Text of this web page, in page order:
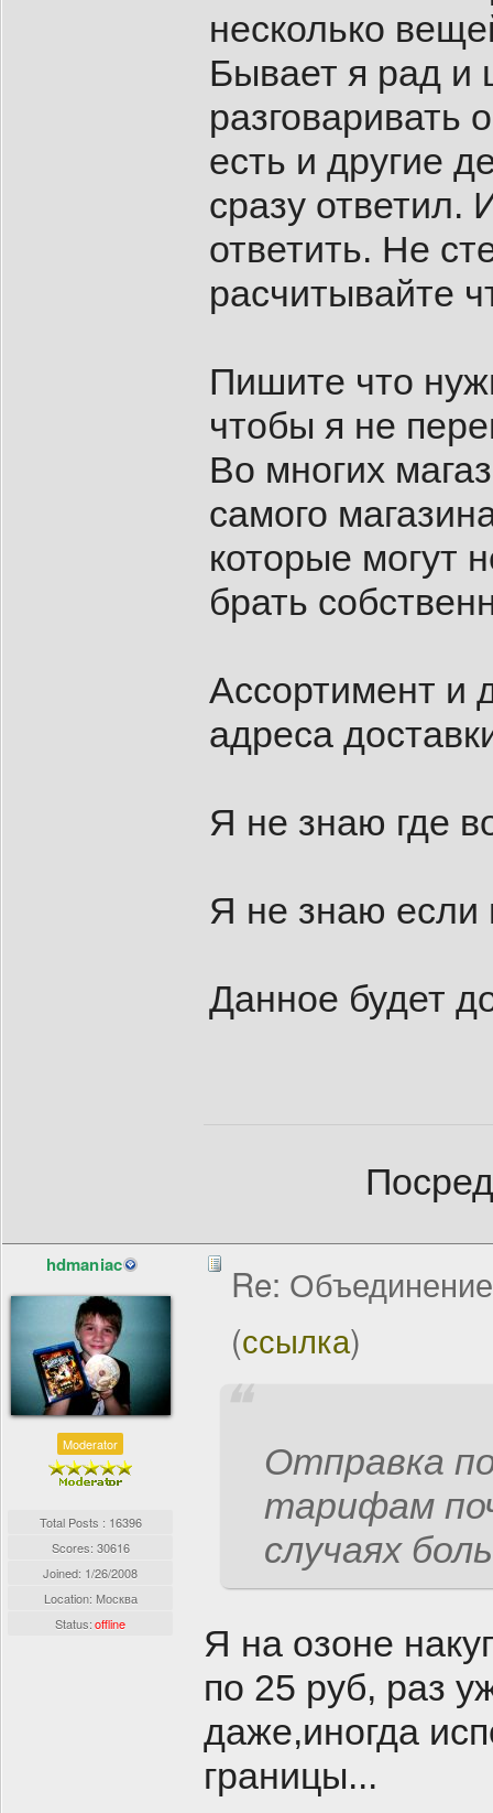
несколько
Бывает я рад и
разговаривать
есть и другие
сразу ответил.
ответить. Не
расчитывайте
Пишите что
чтобы я не
Во многих
самого
которые могут
брать
Ассортимент и
адреса
Я не знаю где
Я не знаю если
Данное будет
hdmaniac
Moderator
Total Posts : 16396
Scores: 30616
Joined: 1/26/2008
Location: Москва
Status:offline
Re:
(ссылка)
Отправка
тарифам
случаях
Я на озоне
по 25 руб, раз
даже,иногда
границы...